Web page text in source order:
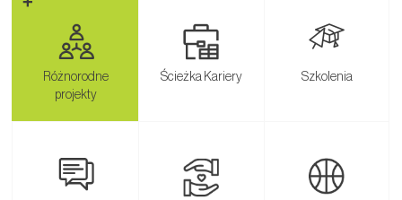
Różnorodne
projekty
Ścieżka Kariery Szkolenia